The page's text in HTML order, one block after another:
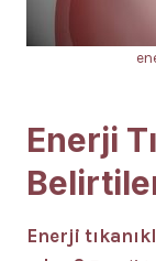
Enerji
Enerji